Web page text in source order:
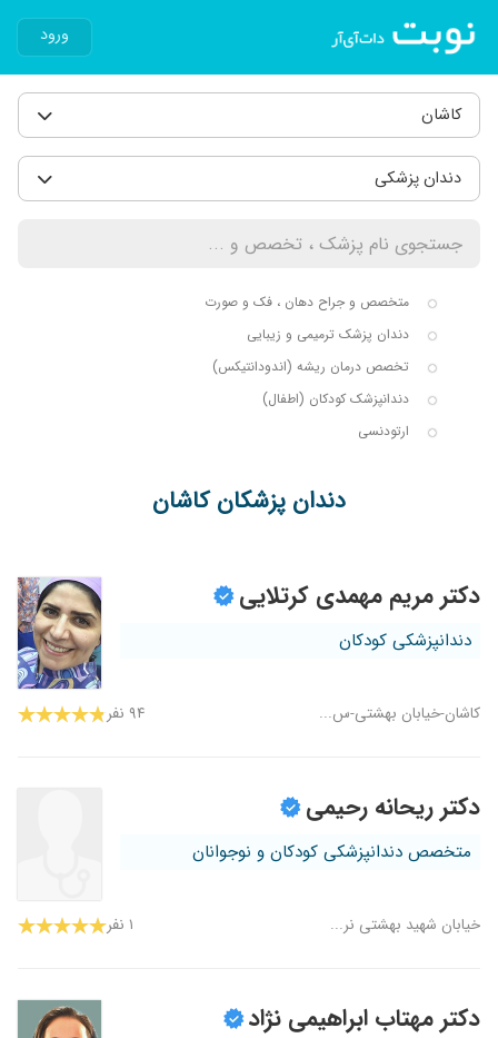
ورود
کاشان
دندان پزشکی
متخصص و جراح دهان ، فک و صورت
دندان پزشک ترمیمی و زیبایی
تخصص درمان ریشه (اندودانتیکس)
دندانپزشک کودکان (اطفال)
ارتودنسی
دندان پزشکان کاشان
دکتر مریم مهمدی کرتلایی
دندانپزشکی کودکان
کاشان-خیابان بهشتی-س... ۹۴ نفر
دکتر ریحانه رحیمی
متخصص دندانپزشکی کودکان و نوجوانان
خیابان شهید بهشتی نر... ۱ نفر
دکتر مهتاب ابراهیمی نژاد